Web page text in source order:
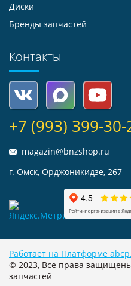
Диски
Бренды запчастей
Контакты
+7 (993) 399-30-
magazin@bnzshop.ru
г. Омск, Орджоникидзе, 267
Работает на Платформе
© 2023, Все права
запчастей